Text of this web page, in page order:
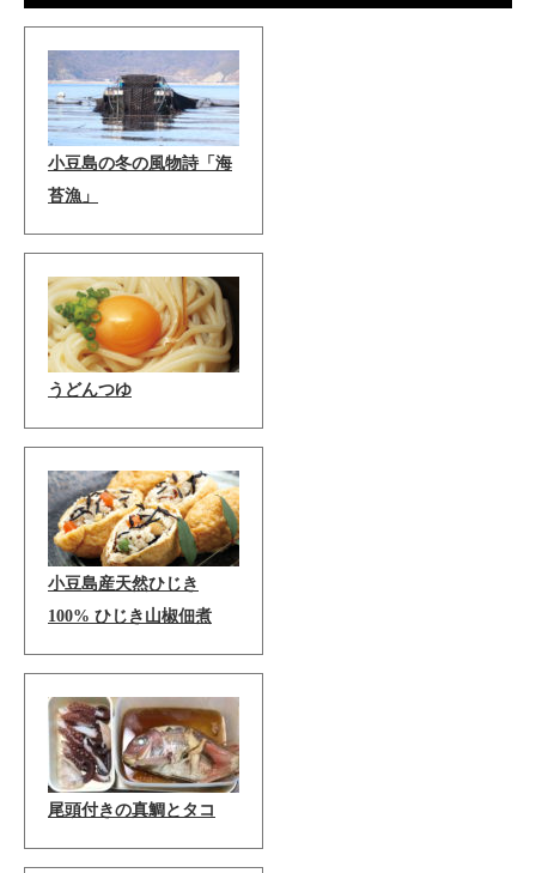
小豆島の冬の風物詩「海
苔漁」
うどんつゆ
小豆島産天然ひじき
100% ひじき山椒佃煮
尾頭付きの真鯛とタコ